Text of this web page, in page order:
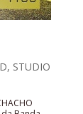
, STUDIO